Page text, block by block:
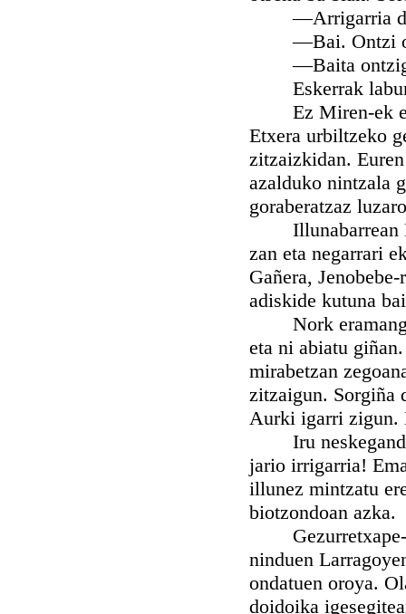
—Arrigarria da
—Bai. Ontzi
—Baita
Eskerrak laburki
Ez Miren-ek eta
Etxera urbiltzeko
zitzaizkidan.
azalduko nintzala
goraberatzaz
Illunabarrean
zan eta negarrari
Gañera,
adiskide kutuna
Nork eramango
eta ni abiatu
mirabetzan
zitzaigun. Sorgiña
Aurki igarri zigun.
Iru neskegandik
jario irrigarria!
illunez mintzatu
biotzondoan azka.
Gezurretxape-
ninduen
ondatuen oroya.
doidoika